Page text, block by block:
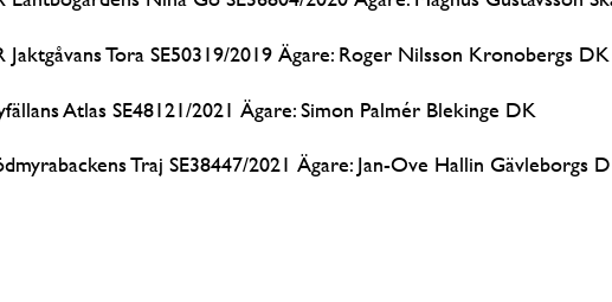
Jaktgåvans Tora SE50319/2019 Ägare: Roger Nilsson Kronobergs DK
Atlas SE48121/2021 Ägare: Simon Palmér Blekinge DK
Traj SE38447/2021 Ägare: Jan-Ove Hallin Gävleborgs